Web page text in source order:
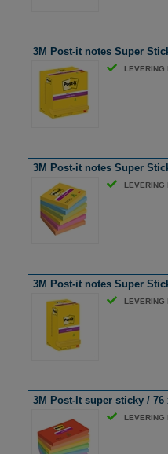
3M Post-it notes Super
LEVERING
3M Post-it notes Super
LEVERING
3M Post-it notes Super
LEVERING
3M Post-It super sticky / 76
LEVERING